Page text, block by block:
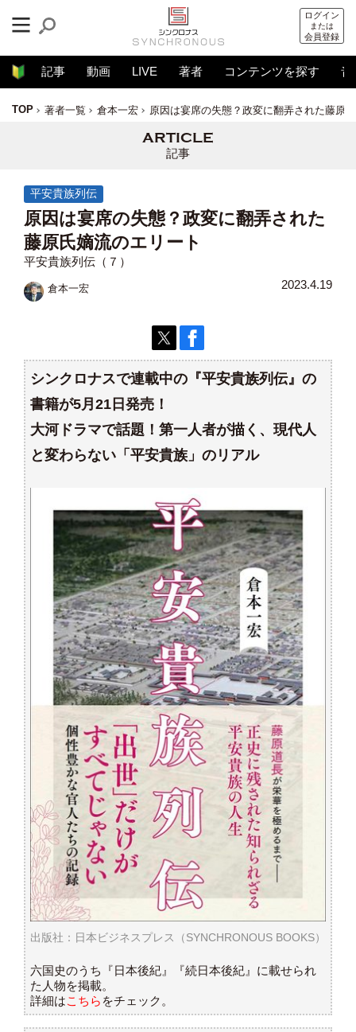
ログイン
または
会員登録
記事 動画 LIVE 著者 コンテンツを探す 音
TOP 著者一覧 倉本一宏 原因は宴席の失態？政変に翻弄された藤原
記事
平安貴族列伝
原因は宴席の失態？政変に翻弄された
藤原氏嫡流のエリート
平安貴族列伝（７）
倉本一宏 2023.4.19
シンクロナスで連載中の『平安貴族列伝』の
書籍が5月21日発売！
大河ドラマで話題！第一人者が描く、現代人
と変わらない「平安貴族」のリアル
出版社：日本ビジネスプレス（SYNCHRONOUS BOOKS）
六国史のうち『日本後紀』『続日本後紀』に載せられ
た人物を掲載。
詳細はこちら をチェック。